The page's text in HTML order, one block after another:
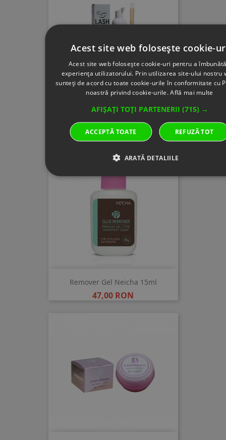
Sampon Gene IBeauty
Pret
43,00 RON
Remover Gel Neicha 15ml
Pret
47,00 RON
Acest site web folosește cookie-
Acest site web folosește cookie-uri pentru a
experiența utilizatorului. Prin utilizarea site-ului nostru
sunteți de acord cu toate cookie-urile în conformitate cu
noastră privind cookie-urile. Află mai multe
AFIȘAȚI TOȚI PARTENERII (715) →
ACCEPTĂ TOATE REFUZĂ TOT
ARATĂ DETALIILE